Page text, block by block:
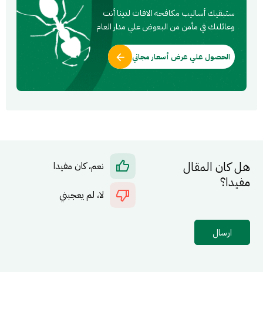
ستبقيك أساليب مكافحه الافات لدينا أنت
وعائلتك في مأمن من البعوض علي مدار العام
الحصول علي عرض أسعار مجاني
هل كان المقال
مفيدا؟
نعم، كان مفيدا
لا، لم يعجبني
ارسال